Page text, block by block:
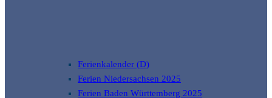
Ferienkalender (D)
Ferien Niedersachsen 2025
Ferien Baden Württemberg 2025